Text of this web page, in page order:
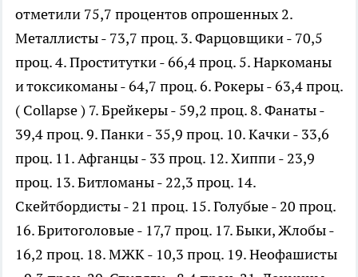
отметили 75,7 процентов опрошенных 2.
Металлисты - 73,7 проц. 3. Фарцовщики - 70,5
проц. 4. Проститутки - 66,4 проц. 5. Наркоманы
и токсикоманы - 64,7 проц. 6. Рокеры - 63,4 проц.
( Collapse ) 7. Брейкеры - 59,2 проц. 8. Фанаты -
39,4 проц. 9. Панки - 35,9 проц. 10. Качки - 33,6
проц. 11. Афганцы - 33 проц. 12. Хиппи - 23,9
проц. 13. Битломаны - 22,3 проц. 14.
Скейтбордисты - 21 проц. 15. Голубые - 20 проц.
16. Бритоголовые - 17,7 проц. 17. Быки, Жлобы -
16,2 проц. 18. МЖК - 10,3 проц. 19. Неофашисты